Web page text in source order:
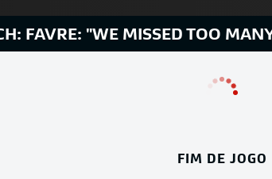
FAVRE: "WE MISSED TOO
FIM DE JOGO